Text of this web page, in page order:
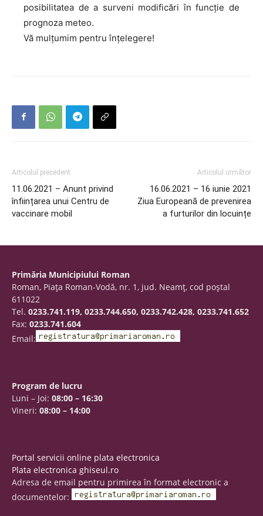
posibilitatea de a surveni modificări în funcție de
prognoza meteo.
Vă mulțumim pentru înțelegere!
Articolul precedent
11.06.2021 – Anunt privind
înființarea unui Centru de
vaccinare mobil
Articolul următor
16.06.2021 – 16 iunie 2021
Ziua Europeană de prevenirea
a furturilor din locuințe
Primăria Municipiului Roman
Roman, Piaţa Roman-Vodă, nr. 1, jud. Neamţ, cod poştal
611022
Tel. 0233.741.119, 0233.744.650, 0233.742.428, 0233.741.652
Fax: 0233.741.604
Email:
Program de lucru
Luni – Joi: 08:00 – 16:30
Vineri: 08:00 – 14:00
Portal servicii online plata electronica
Plata electronica ghiseul.ro
Adresa de email pentru primirea în format electronic a
documentelor: